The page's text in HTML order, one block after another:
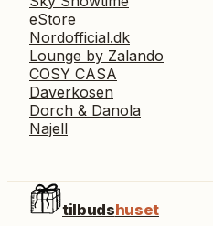
eStore
Nordofficial.dk
Lounge by Zalando
COSY CASA
Daverkosen
Dorch & Danola
Najell
tilbudshuset